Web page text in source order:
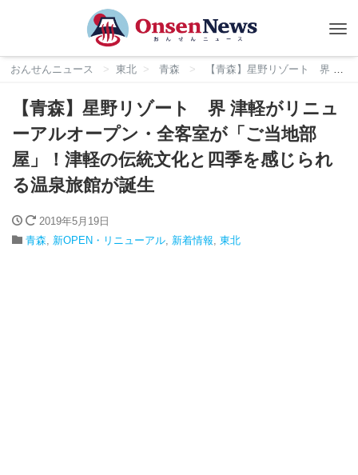
おんせんニュース 東北 青森 【青森】星野リゾート 界 津軽がリニューアルオープン・全客室が「ご当地部屋」！津軽の伝統文化と四季を感じられる温泉旅館が誕生
【青森】星野リゾート 界 津軽がリニュ
ーアルオープン・全客室が「ご当地部
屋」！津軽の伝統文化と四季を感じられ
る温泉旅館が誕生
2019年5月19日
青森, 新OPEN・リニューアル, 新着情報, 東北